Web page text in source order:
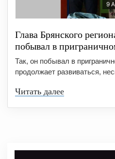
9
Глава Брянского
побывал в
Так, он побывал в
продолжает развиваться,
Читать далее